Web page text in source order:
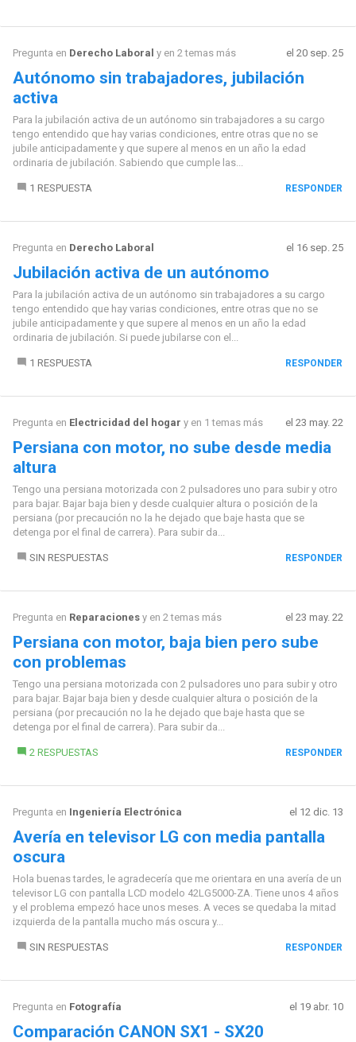
Pregunta en Derecho Laboral y en 2 temas más el 20 sep. 25
Autónomo sin trabajadores, jubilación
activa
Para la jubilación activa de un autónomo sin trabajadores a su cargo
tengo entendido que hay varias condiciones, entre otras que no se
jubile anticipadamente y que supere al menos en un año la edad
ordinaria de jubilación. Sabiendo que cumple las...
1 RESPUESTA RESPONDER
Pregunta en Derecho Laboral el 16 sep. 25
Jubilación activa de un autónomo
Para la jubilación activa de un autónomo sin trabajadores a su cargo
tengo entendido que hay varias condiciones, entre otras que no se
jubile anticipadamente y que supere al menos en un año la edad
ordinaria de jubilación. Si puede jubilarse con el...
1 RESPUESTA RESPONDER
Pregunta en Electricidad del hogar y en 1 temas más el 23 may. 22
Persiana con motor, no sube desde media
altura
Tengo una persiana motorizada con 2 pulsadores uno para subir y otro
para bajar. Bajar baja bien y desde cualquier altura o posición de la
persiana (por precaución no la he dejado que baje hasta que se
detenga por el final de carrera). Para subir da...
SIN RESPUESTAS RESPONDER
Pregunta en Reparacionesy en 2 temas más el 23 may. 22
Persiana con motor, baja bien pero sube
con problemas
Tengo una persiana motorizada con 2 pulsadores uno para subir y otro
para bajar. Bajar baja bien y desde cualquier altura o posición de la
persiana (por precaución no la he dejado que baje hasta que se
detenga por el final de carrera). Para subir da...
2 RESPUESTAS RESPONDER
Pregunta en Ingeniería Electrónica el 12 dic. 13
Avería en televisor LG con media pantalla
oscura
Hola buenas tardes, le agradecería que me orientara en una avería de un
televisor LG con pantalla LCD modelo 42LG5000-ZA. Tiene unos 4 años
y el problema empezó hace unos meses. A veces se quedaba la mitad
izquierda de la pantalla mucho más oscura y...
SIN RESPUESTAS RESPONDER
Pregunta en Fotografía el 19 abr. 10
Comparación CANON SX1 - SX20